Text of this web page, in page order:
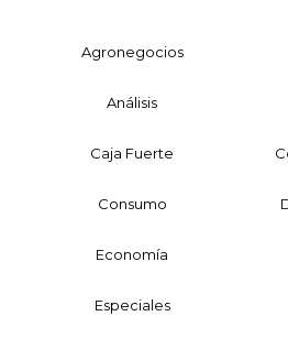
Agronegocios
Análisis
Caja Fuerte
Consumo
Economía
Especiales